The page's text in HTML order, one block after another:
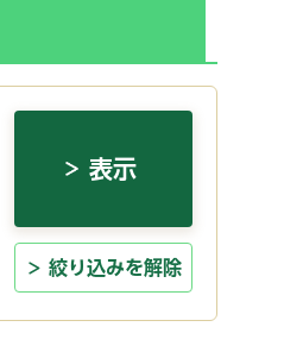
絞り込みを解除